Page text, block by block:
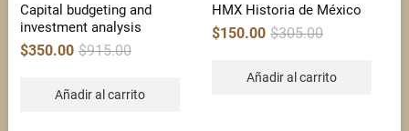
Capital budgeting and
investment analysis
$915.00Original
$350.00
Current
Añadir al carrito
HMX Historia de México
$305.00Original
$150.00
Current
Añadir al carrito